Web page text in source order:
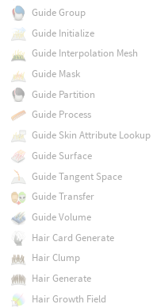
Guide Group
Guide Initialize
Guide Interpolation Mesh
Guide Mask
Guide Partition
Guide Process
Guide Skin Attribute Lookup
Guide Surface
Guide Tangent Space
Guide Transfer
Guide Volume
Hair Card Generate
Hair Clump
Hair Generate
Hair Growth Field